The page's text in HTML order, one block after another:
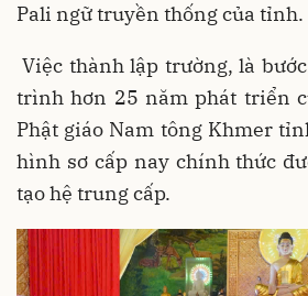
Pali ngữ truyền thống của tỉnh.
Việc thành lập trường, là
trình hơn 25 năm phát triển
Phật giáo Nam tông Khmer
hình sơ cấp nay chính thức
tạo hệ trung cấp.